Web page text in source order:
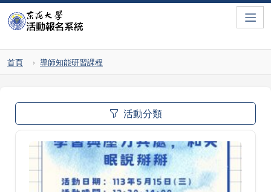
首頁 導師知能研習課程
活動分類